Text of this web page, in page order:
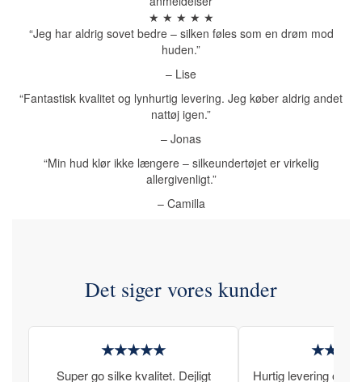
★ ★ ★ ★ ★
“Jeg har aldrig sovet bedre – silken føles som en drøm mod
huden.”
– Lise
“Fantastisk kvalitet og lynhurtig levering. Jeg køber aldrig andet
nattøj igen.”
– Jonas
“Min hud klør ikke længere – silkeundertøjet er virkelig
allergivenligt.”
– Camilla
Det siger vores kunder
★★★★★
Super go silke kvalitet. Dejligt
Hurtig levering og